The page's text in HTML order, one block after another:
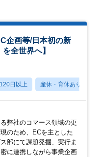
企画等/日本初の新
全世界へ】
日以上 産休・育休あり
弊社のコマース領域の更
のため、ECを主とした
部にて課題発掘、実行ま
に連携しながら事業企画